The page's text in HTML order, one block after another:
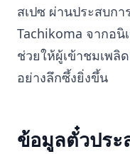
สเปซ ผ่านประสบก
Tachikoma จากอนิ
ช่วยให้ผู้เข้าชมเพลิ
อย่างลึกซึ้งยิ่งขึ้น
ข้อมูลตั๋วปร